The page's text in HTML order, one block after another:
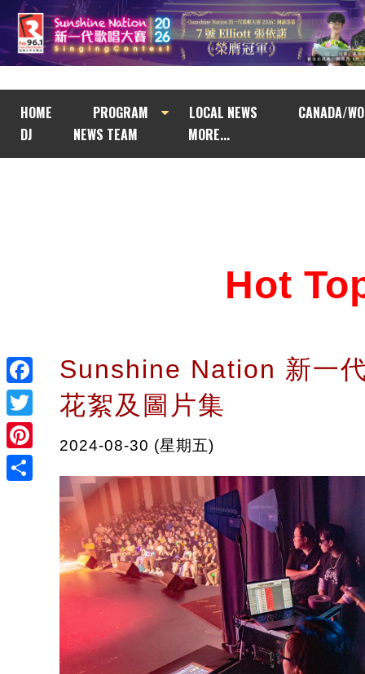
HOME PROGRAM LOCAL NEWS
CANADA/
DJ
NEWS TEAM MORE...
Facebook
Twitter
Pinterest
Hot
Sunshine Nation 新一
花絮及圖片集
2024-08-30 (星期五)